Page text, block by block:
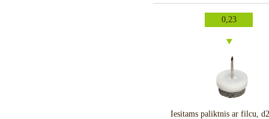
0,23
Iesitams paliktnis ar filcu,